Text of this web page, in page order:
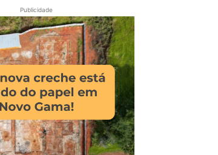
Publicidade